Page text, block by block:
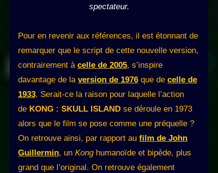
spectateur.
Pour en revenir aux références, il est étonnant de
remarquer que le script de cette nouvelle version,
contrairement à celle de 2005, s’inspire
davantage de la version de 1976 que de celle de
1933. Serait-ce la raison pour laquelle l’action
de KONG : SKULL ISLAND se déroule en 1973
alors que le film se pose comme une préquelle ?
On retrouve ainsi, par rapport au film de John
Guillermin, un Konghumanoïde et bipède, plus
grand que l’original. On retrouve également